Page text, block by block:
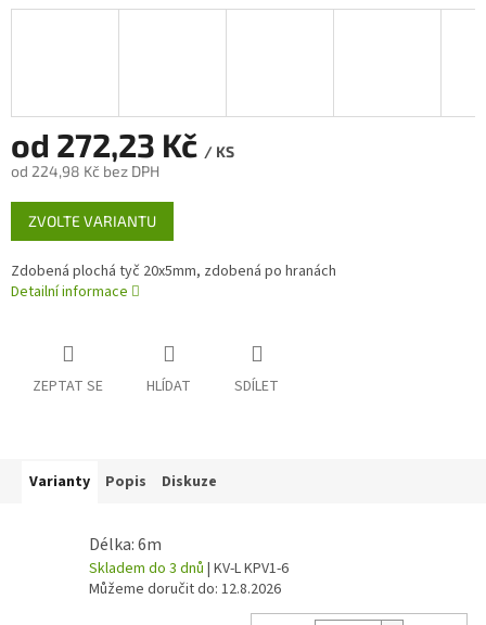
od 272,23 Kč / KS
od 224,98 Kč bez DPH
Měrná
cena:
ZVOLTE VARIANTU
Zdobená plochá tyč 20x5mm, zdobená po hranách
Detailní informace
ZEPTAT SE HLÍDAT SDÍLET
Varianty Popis Diskuze
Délka: 6m
Skladem do 3 dnů | KV-L KPV1-6
Můžeme doručit do: 12.8.2026